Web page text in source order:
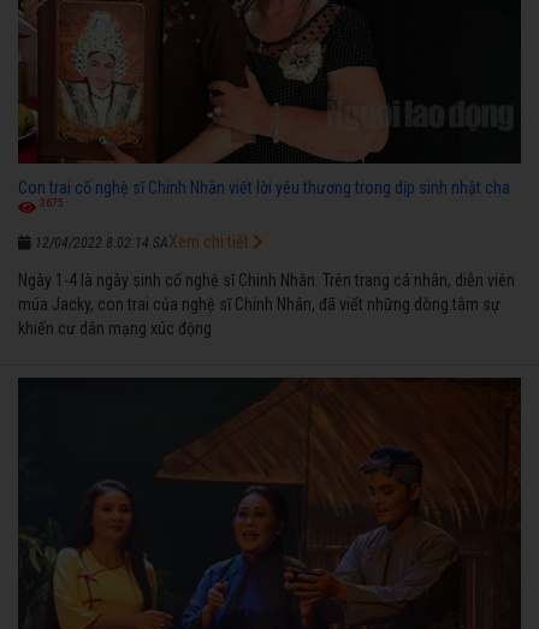
Con trai cố nghệ sĩ Chinh Nhân viết lời yêu thương trong dịp sinh nhật cha
3675
12/04/2022 8:02:14 SA
Ngày 1-4 là ngày sinh cố nghệ sĩ Chinh Nhân. Trên trang cá nhân, diễn viên
múa Jacky, con trai của nghệ sĩ Chinh Nhân, đã viết những dòng tâm sự
khiến cư dân mạng xúc động
Xem chi tiết